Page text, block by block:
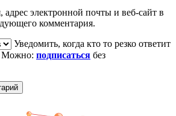
адрес электронной почты и веб-сайт в
комментария.
Уведомить, когда кто то резко ответит
Можно: подписаться без